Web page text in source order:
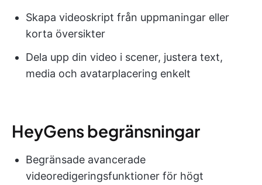
Skapa videoskript från uppmaningar eller
korta översikter
Dela upp din video i scener, justera text,
media och avatarplacering enkelt
HeyGens begränsningar
Begränsade avancerade
videoredigeringsfunktioner för högt